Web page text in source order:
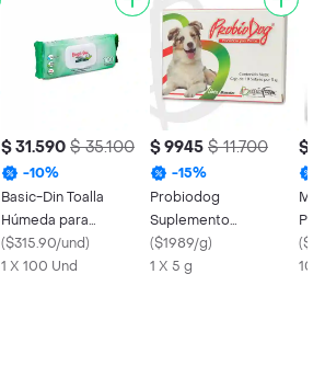
$ 31.590 $ 35.100
-10%
Basic-Din Toalla
Húmeda para
Mascotas con Aloe y
Clorhexidina
($315.90/und)
1 X 100 Und
$ 9945 $ 11.700
-15%
Probiodog
Suplemento
Probiótico para
Perros
($1989/g)
1 X 5 g
$
(